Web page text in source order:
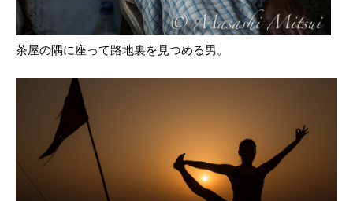
茶屋の隅に座って路地裏を見つめる男。